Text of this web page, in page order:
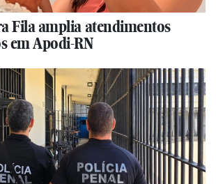
Fila amplia atendimentos
em Apodi-RN